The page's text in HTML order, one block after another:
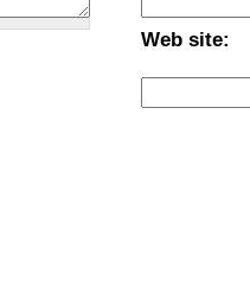
Web site: